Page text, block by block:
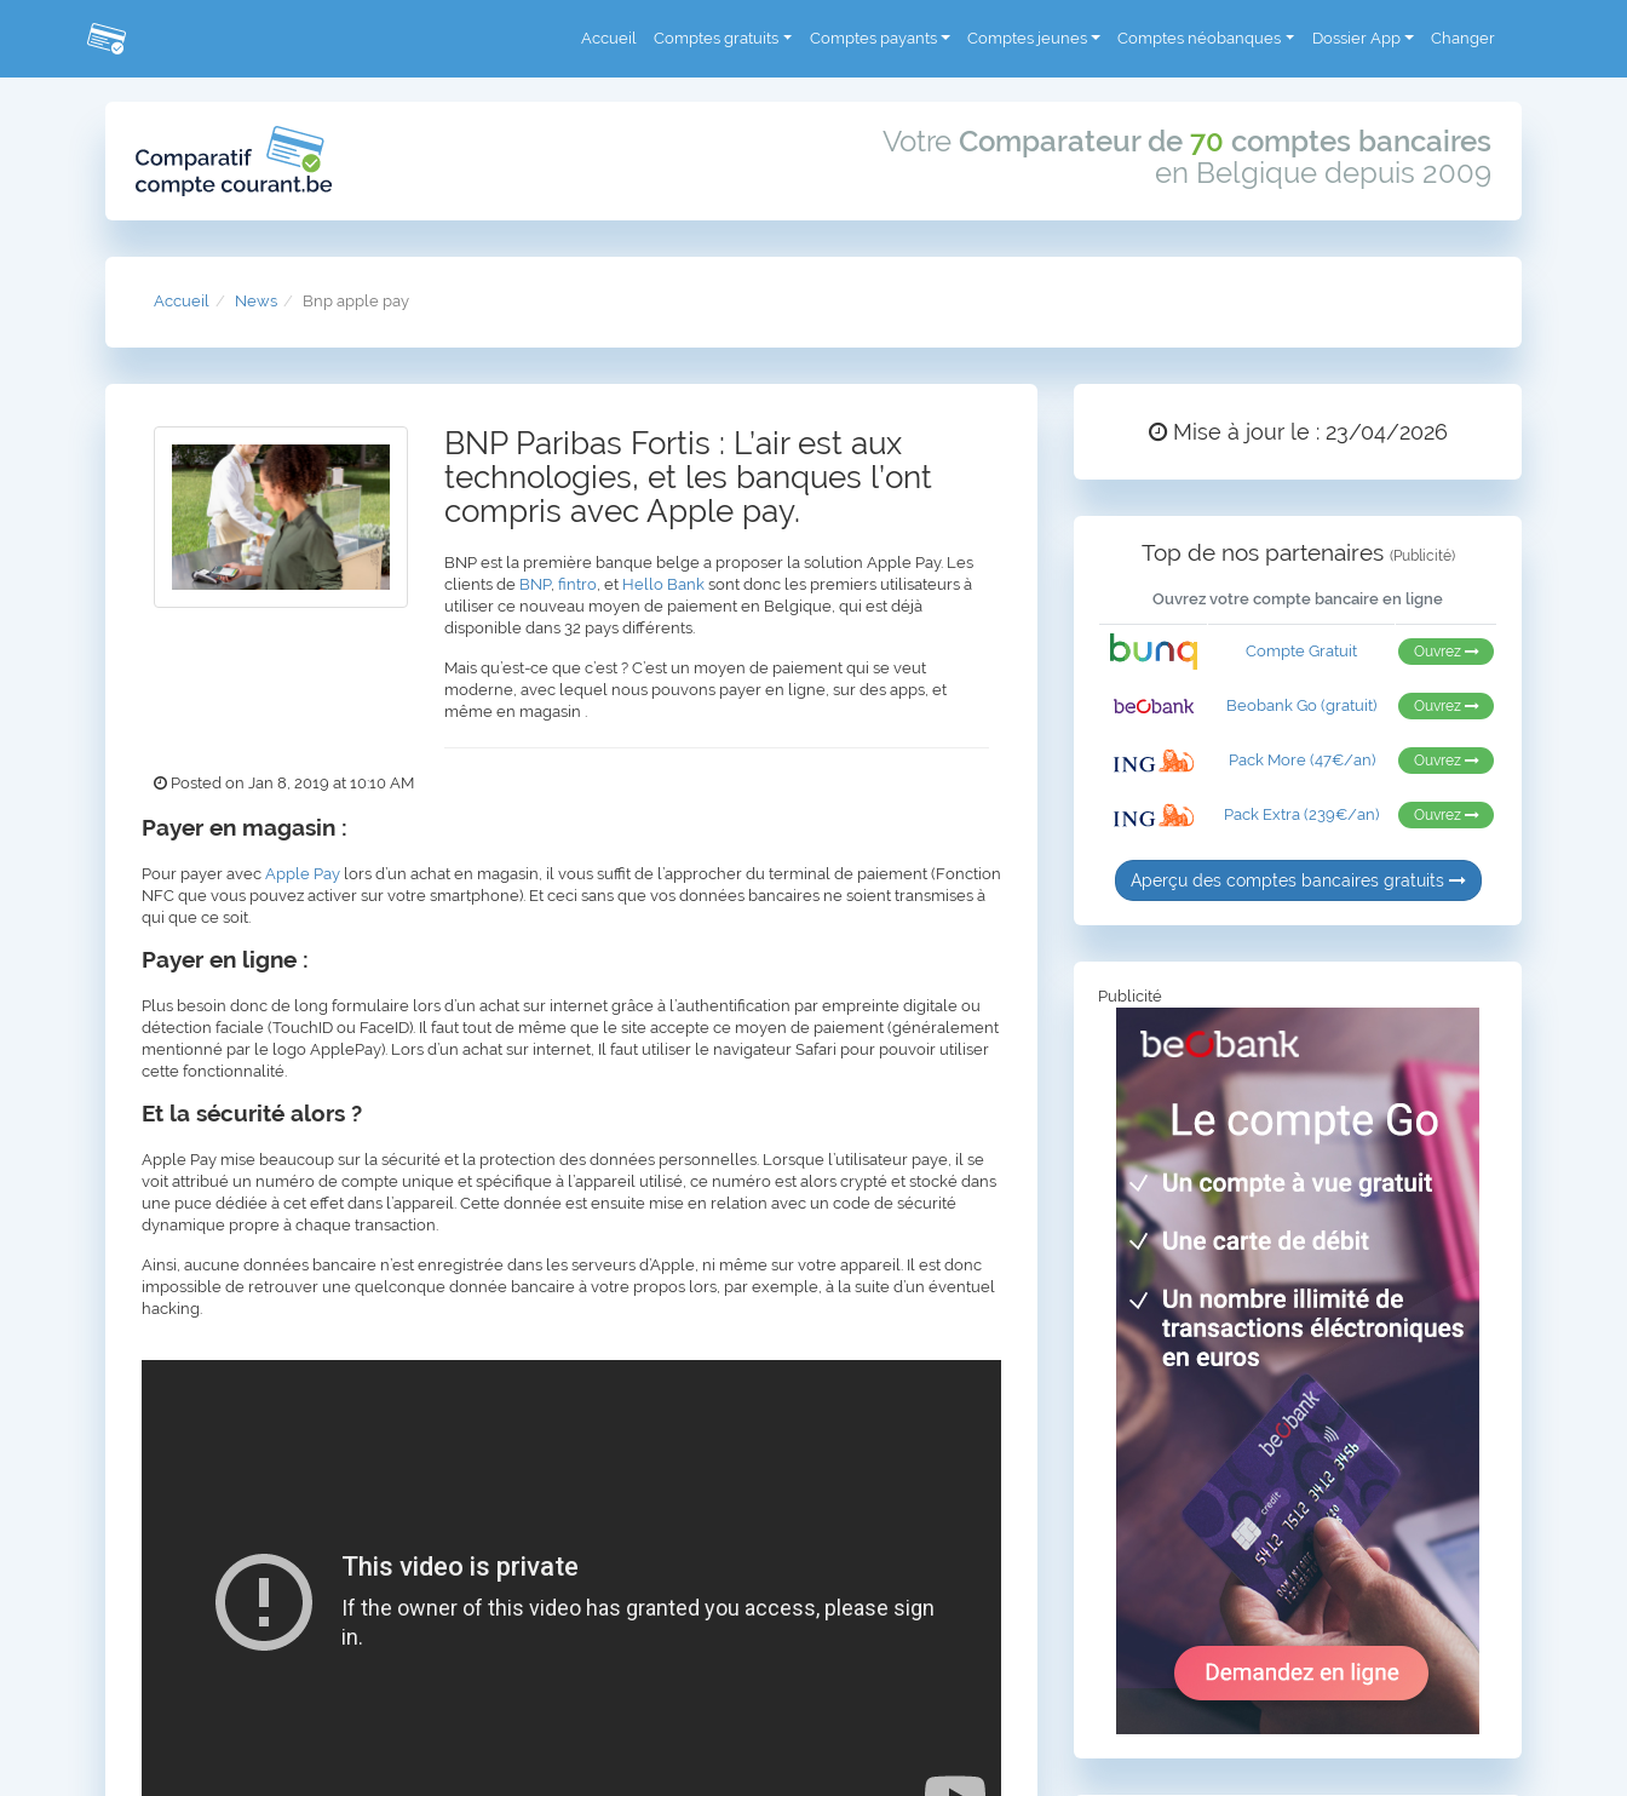
Accueil Comptes gratuits Comptes payants Comptes jeunes Comptes néobanques Dossier App Changer
Votre Comparateur de 70 comptes bancaires
en Belgique depuis 2009
Accueil News Bnp apple pay
BNP Paribas Fortis : L’air est aux
technologies, et les banques l’ont
compris avec Apple pay.
BNP est la première banque belge a proposer la solution Apple Pay. Les
clients de BNP, fintro , et Hello Bank sont donc les premiers utilisateurs à
utiliser ce nouveau moyen de paiement en Belgique, qui est déjà
disponible dans 32 pays différents.
Mais qu’est-ce que c’est ? C’est un moyen de paiement qui se veut
moderne, avec lequel nous pouvons payer en ligne, sur des apps, et
même en magasin .
Posted on Jan 8, 2019 at 10:10 AM
Payer en magasin :
Pour payer avec Apple Pay lors d’un achat en magasin, il vous suffit de l’approcher du terminal de paiement (Fonction
NFC que vous pouvez activer sur votre smartphone). Et ceci sans que vos données bancaires ne soient transmises à
qui que ce soit.
Payer en ligne :
Plus besoin donc de long formulaire lors d’un achat sur internet grâce à l’authentification par empreinte digitale ou
détection faciale (TouchID ou FaceID). Il faut tout de même que le site accepte ce moyen de paiement (généralement
mentionné par le logo ApplePay). Lors d’un achat sur internet, Il faut utiliser le navigateur Safari pour pouvoir utiliser
cette fonctionnalité.
Et la sécurité alors ?
Apple Pay mise beaucoup sur la sécurité et la protection des données personnelles. Lorsque l’utilisateur paye, il se
voit attribué un numéro de compte unique et spécifique à l’appareil utilisé, ce numéro est alors crypté et stocké dans
une puce dédiée à cet effet dans l’appareil. Cette donnée est ensuite mise en relation avec un code de sécurité
dynamique propre à chaque transaction.
Ainsi, aucune données bancaire n’est enregistrée dans les serveurs d’Apple, ni même sur votre appareil. Il est donc
impossible de retrouver une quelconque donnée bancaire à votre propos lors, par exemple, à la suite d’un éventuel
hacking.
Mise à jour le : 23/04/2026
Top de nos partenaires (Publicité)
Ouvrez votre compte bancaire en ligne
Compte Gratuit Ouvrez
Beobank Go (gratuit) Ouvrez
Pack More (47€/an) Ouvrez
Pack Extra (239€/an) Ouvrez
Aperçu des comptes bancaires gratuits
Publicité